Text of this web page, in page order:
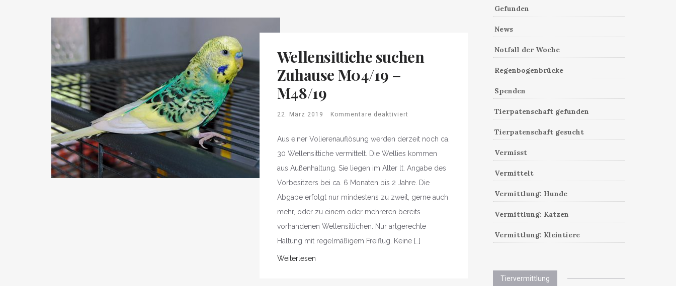
Wellensittiche suchen
Zuhause M04/19 –
M48/19
22. März 2019 Kommentare deaktiviert
Aus einer Volierenauflösung werden derzeit noch ca.
30 Wellensittiche vermittelt. Die Wellies kommen
aus Außenhaltung. Sie liegen im Alter lt. Angabe des
Vorbesitzers bei ca. 6 Monaten bis 2 Jahre. Die
Abgabe erfolgt nur mindestens zu zweit, gerne auch
mehr, oder zu einem oder mehreren bereits
vorhandenen Wellensittichen. Nur artgerechte
Haltung mit regelmäßigem Freiflug. Keine […]
Weiterlesen
Gefunden
News
Notfall der Woche
Regenbogenbrücke
Spenden
Tierpatenschaft gefunden
Tierpatenschaft gesucht
Vermisst
Vermittelt
Vermittlung: Hunde
Vermittlung: Katzen
Vermittlung: Kleintiere
Tiervermittlung